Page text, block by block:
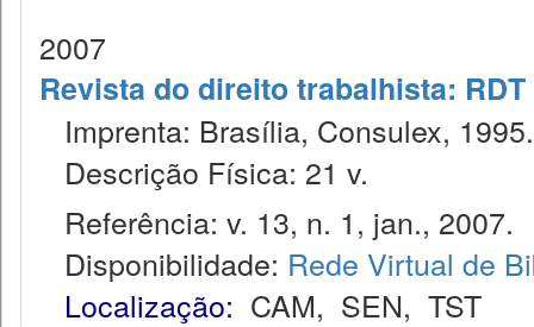
2007
Revista do direito trabalhista: RDT
Imprenta: Brasília, Consulex, 1995.
Descrição Física: 21 v.
Referência: v. 13, n. 1, jan., 2007.
Disponibilidade: Rede Virtual de
Localização: CAM, SEN, TST